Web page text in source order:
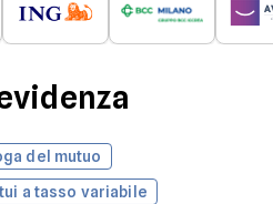
del mutuo
a tasso variabile